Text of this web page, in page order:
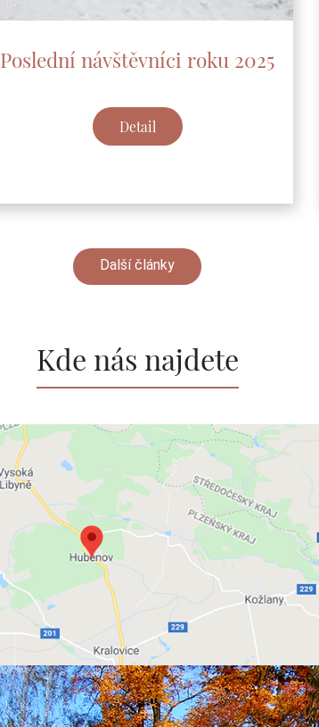
Poslední návštěvníci roku 2025
Detail
Další články
Kde nás najdete